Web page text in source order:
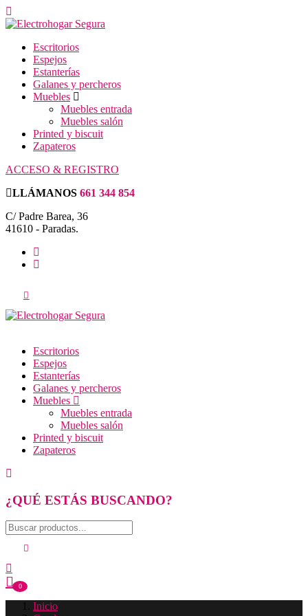
Escritorios
Espejos
Estanterías
Galanes y percheros
Muebles
Muebles entrada
Muebles salón
Printed y biscuit
Zapateros
ACCESO & REGISTRO
LLÁMANOS 661 344 854
C/ Padre Barea, 36
41610 - Paradas.
Escritorios
Espejos
Estanterías
Galanes y percheros
Muebles
Muebles entrada
Muebles salón
Printed y biscuit
Zapateros
¿QUÉ ESTÁS BUSCANDO?
0
Inicio